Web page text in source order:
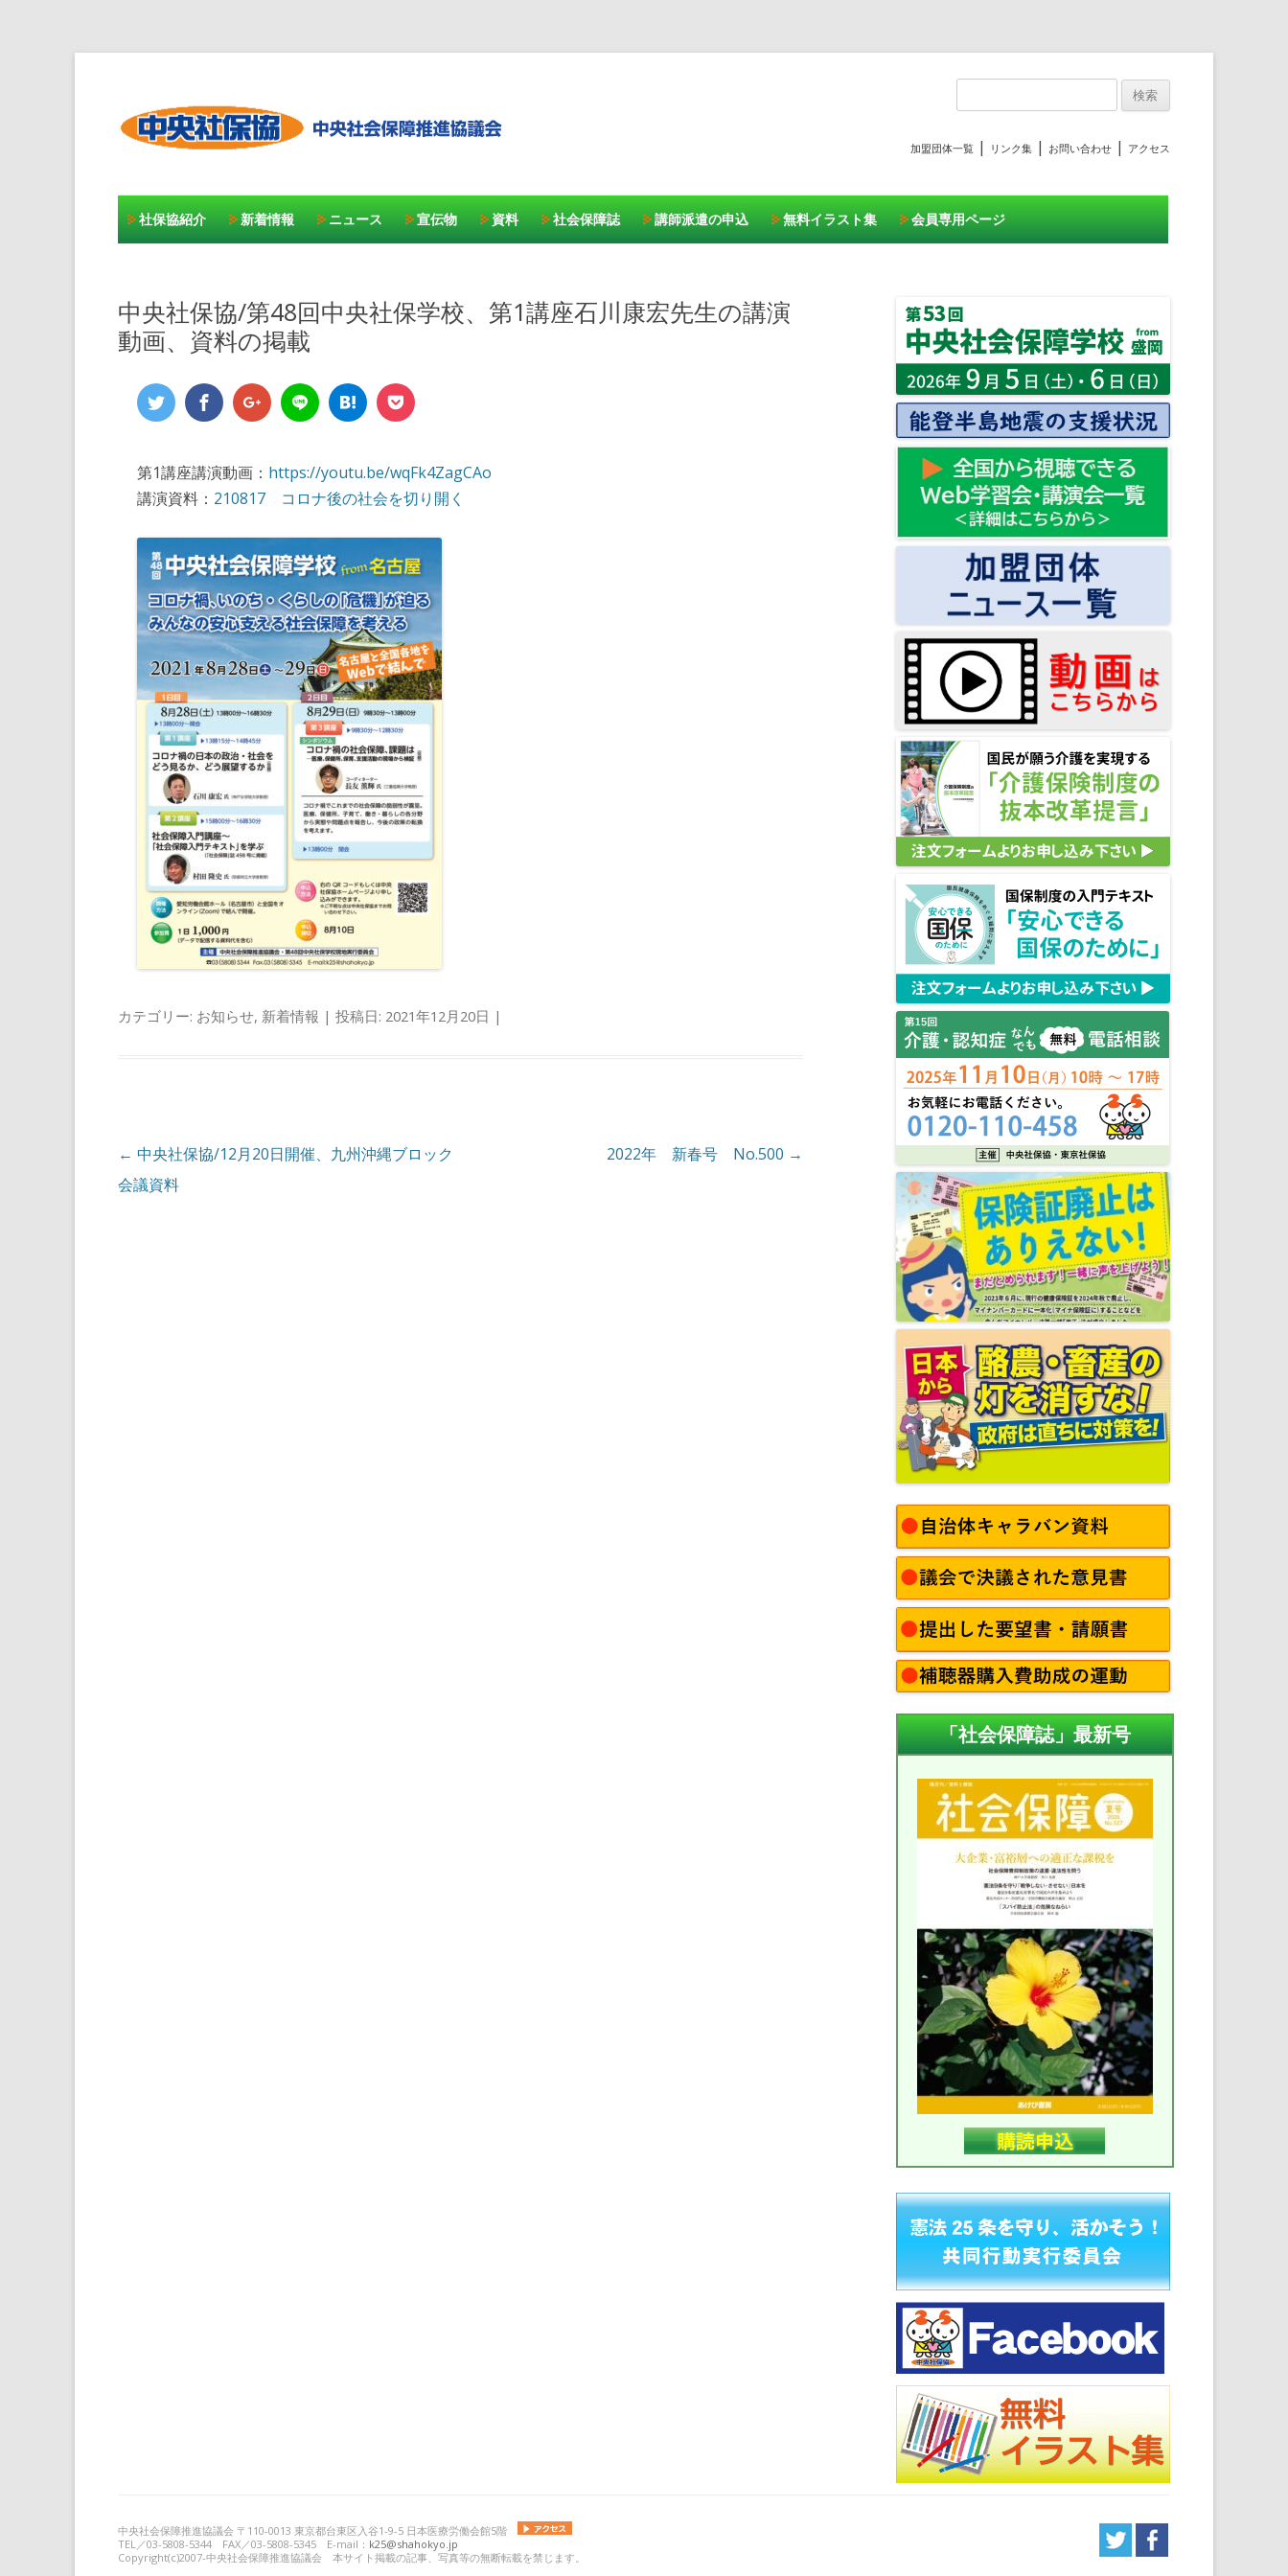
索:
加盟団体一覧| リンク集| お問い合わせ| アクセス
社保協紹介 新着情報 ニュース 宣伝物 資料 社会保障誌 講師派遣の申込 無料イラスト集 会員専用ページ
中央社保協/第48回中央社保学校、第1講座石川康宏先生の講演
動画、資料の掲載
第1講座講演動画： https://youtu.be/wqFk4ZagCAo
講演資料： 210817 コロナ後の社会を切り開く
カテゴリー: お知らせ, 新着情報 | 投稿日: 2021年12月20日 |
投稿ナビゲーション
← 中央社保協/12月20日開催、九州沖縄ブロック
会議資料
2022年 新春号 No.500 →
「社会保障誌」最新号
中央社会保障推進協議会 〒110-0013 東京都台東区入谷1-9-5 日本医療労働会館5階
TEL／03-5808-5344 FAX／03-5808-5345 E-mail： k25@shahokyo.jp
Copyright(c)2007-中央社会保障推進協議会 本サイト掲載の記事、写真等の無断転載を禁じます。